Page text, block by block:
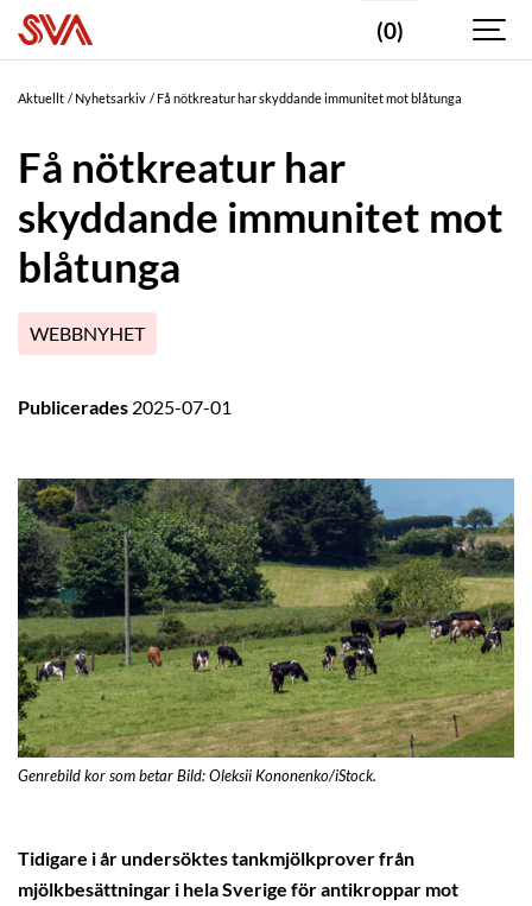
(0)
Aktuellt Nyhetsarkiv Få nötkreatur har skyddande immunitet mot blåtunga
Få nötkreatur har
skyddande immunitet mot
blåtunga
WEBBNYHET
Publicerades 2025-07-01
Genrebild kor som betar Bild: Oleksii Kononenko/iStock.
Tidigare i år undersöktes tankmjölkprover från
mjölkbesättningar i hela Sverige för antikroppar mot